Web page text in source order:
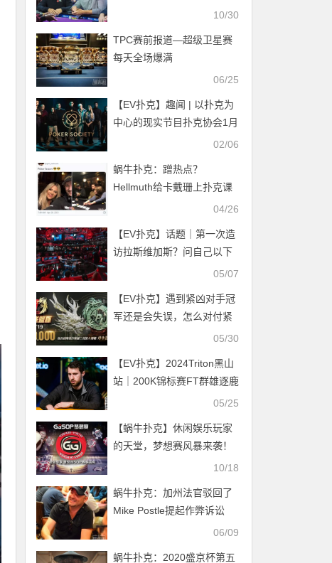
10/30
TPC赛前报道—超级卫星赛
每天全场爆满
06/25
【EV扑克】趣闻 | 以扑克为
中心的现实节目扑克协会1月
02/06
蜗牛扑克：蹭热点？
Hellmuth给卡戴珊上扑克课
Polk翻旧账暗讽土豪丹在04/26
【EV扑克】话题｜第一次造
访拉斯维加斯？问自己以下
5 个问题，给自己一个认真
05/07
【EV扑克】遇到紧凶对手冠
军还是会失误，怎么对付紧
凶玩家？APL联盟杯今日开
05/30
【EV扑克】2024Triton黑山
站｜200K锦标赛FT群雄逐鹿
Jason Koon向第11个冠军发
05/25
【蜗牛扑克】休闲娱乐玩家
的天堂，梦想赛风暴来袭！
微型WSOP让您实践梦想10/18
蜗牛扑克：加州法官驳回了
Mike Postle提起作弊诉讼
06/09
蜗牛扑克：2020盛京杯第五